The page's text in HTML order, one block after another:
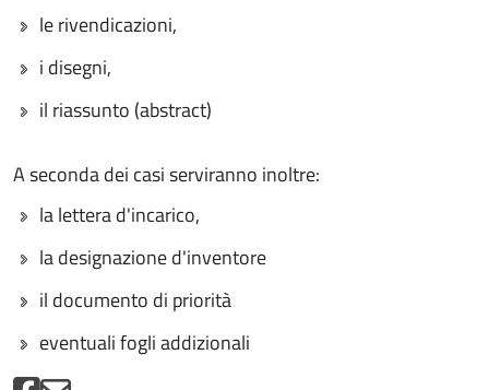
le rivendicazioni,
i disegni,
il riassunto (abstract)
A seconda dei casi serviranno inoltre:
la lettera d'incarico,
la designazione d'inventore
il documento di priorità
eventuali fogli addizionali